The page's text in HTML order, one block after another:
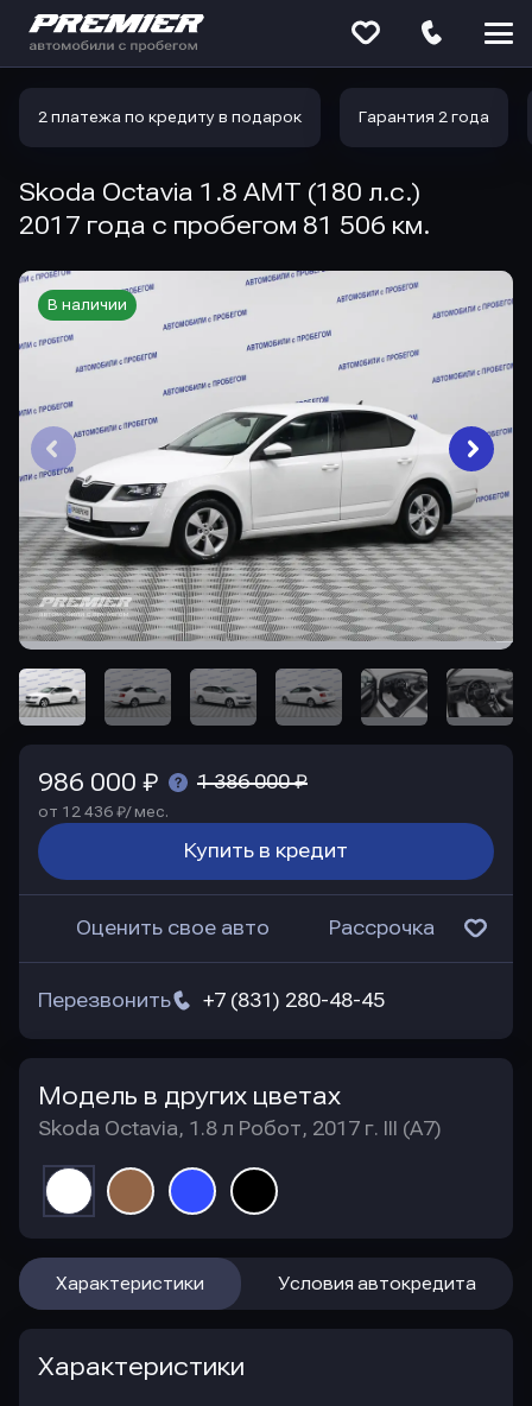
2 платежа по кредиту в подарок Гарантия 2 года
Skoda Octavia 1.8 AMT (180 л.с.)
2017 года с пробегом 81 506 км.
В наличии
986 000 ₽ 1 386 000 ₽
от 12 436 ₽/ мес.
Купить в кредит
Оценить свое авто Рассрочка
+7 (831) 280-48-45
Перезвонить
Модель в других цветах
Skoda Octavia, 1.8 л Робот, 2017 г. III (A7)
Характеристики Условия автокредита
Характеристики